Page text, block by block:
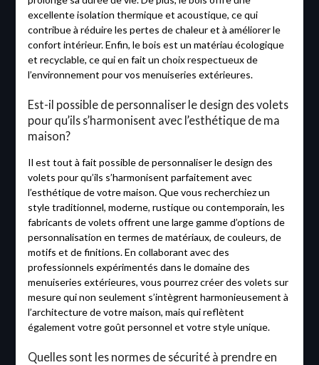
excellente isolation thermique et acoustique, ce qui
contribue à réduire les pertes de chaleur et à améliorer le
confort intérieur. Enfin, le bois est un matériau écologique
et recyclable, ce qui en fait un choix respectueux de
l’environnement pour vos menuiseries extérieures.
Est-il possible de personnaliser le design des volets
pour qu’ils s’harmonisent avec l’esthétique de ma
maison?
Il est tout à fait possible de personnaliser le design des
volets pour qu’ils s’harmonisent parfaitement avec
l’esthétique de votre maison. Que vous recherchiez un
style traditionnel, moderne, rustique ou contemporain, les
fabricants de volets offrent une large gamme d’options de
personnalisation en termes de matériaux, de couleurs, de
motifs et de finitions. En collaborant avec des
professionnels expérimentés dans le domaine des
menuiseries extérieures, vous pourrez créer des volets sur
mesure qui non seulement s’intègrent harmonieusement à
l’architecture de votre maison, mais qui reflètent
également votre goût personnel et votre style unique.
Quelles sont les normes de sécurité à prendre en